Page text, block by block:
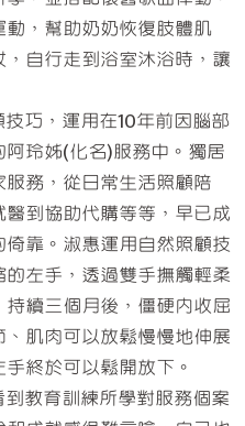
，幫助奶奶恢復肢體肌
自行走到浴室沐浴時，讓
巧，運用在10年前因腦部
玲姊(化名)服務中。獨居
務，從日常生活照顧陪
到協助代購等等，早已成
靠。淑惠運用自然照顧技
左手，透過雙手撫觸輕柔
續三個月後，僵硬內收屈
肌肉可以放鬆慢慢地伸展
終於可以鬆開放下。
教育訓練所學對服務個案